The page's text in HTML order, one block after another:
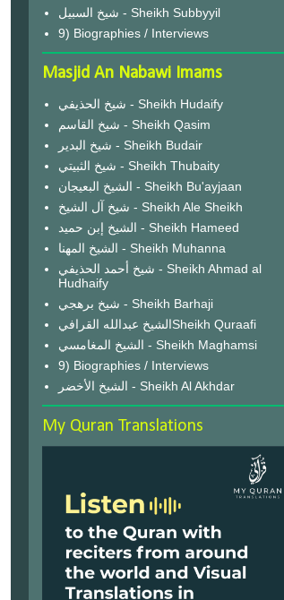
شيخ السبيل - Sheikh Subbyyil
9) Biographies / Interviews
Masjid An Nabawi Imams
شيخ الحذيفي - Sheikh Hudaify
شيخ القاسم - Sheikh Qasim
شيخ البدير - Sheikh Budair
شيخ الثبيتي - Sheikh Thubaity
الشيخ البعيجان - Sheikh Bu'ayjaan
شيخ آل الشيخ - Sheikh Ale Sheikh
الشيخ إبن حميد - Sheikh Hameed
الشيخ المهنا - Sheikh Muhanna
شيخ أحمد الحذيفي - Sheikh Ahmad al
Hudhaify
شيخ برهجي - Sheikh Barhaji
الشيخ عبدالله القرافيSheikh Quraafi
الشيخ المغامسي - Sheikh Maghamsi
9) Biographies / Interviews
الشيخ الأخضر - Sheikh Al Akhdar
My Quran Translations